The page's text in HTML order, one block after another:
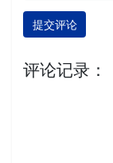
提交评论
评论记录：